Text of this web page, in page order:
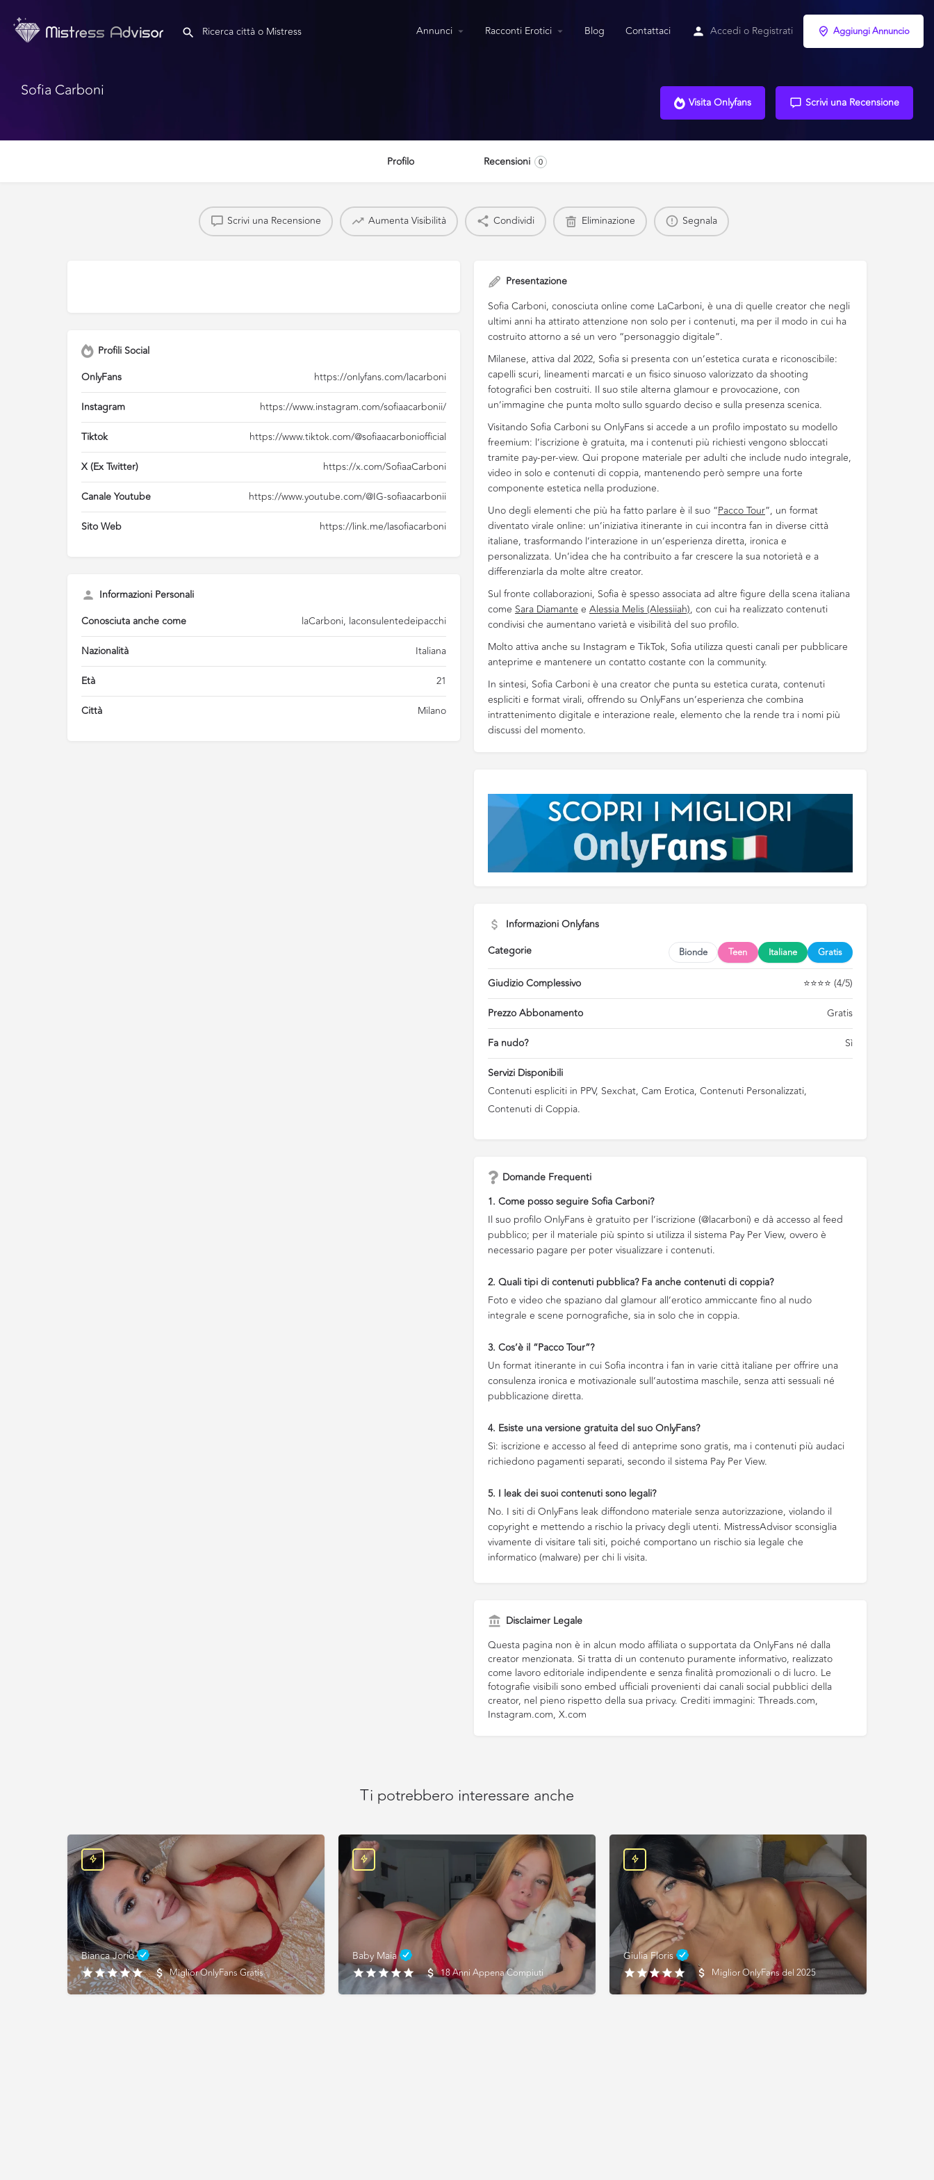
Annunci Racconti Erotici Blog Contattaci Accedio Registrati Aggiungi Annuncio
Sofia Carboni
Visita Onlyfans Scrivi una Recensione
Profilo Recensioni 0
Scrivi una Recensione Aumenta Visibilità Condividi Eliminazione Segnala
Profili Social
OnlyFans
https://onlyfans.com/lacarboni
Instagram https://www.instagram.com/sofiaacarbonii/
Tiktok https://www.tiktok.com/@sofiaacarboniofficial
X (Ex Twitter) https://x.com/SofiaaCarboni
Canale Youtube https://www.youtube.com/@IG-sofiaacarbonii
Sito Web https://link.me/lasofiacarboni
Informazioni Personali
Conosciuta anche come
laCarboni, laconsulentedeipacchi
Nazionalità Italiana
Età 21
Città Milano
Presentazione
Sofia Carboni, conosciuta online come LaCarboni, è una di quelle creator che negli
ultimi anni ha attirato attenzione non solo per i contenuti, ma per il modo in cui ha
costruito attorno a sé un vero “personaggio digitale”.
Milanese, attiva dal 2022, Sofia si presenta con un’estetica curata e riconoscibile:
capelli scuri, lineamenti marcati e un fisico sinuoso valorizzato da shooting
fotografici ben costruiti. Il suo stile alterna glamour e provocazione, con
un’immagine che punta molto sullo sguardo deciso e sulla presenza scenica.
Visitando Sofia Carboni su OnlyFans si accede a un profilo impostato su modello
freemium: l’iscrizione è gratuita, ma i contenuti più richiesti vengono sbloccati
tramite pay-per-view. Qui propone materiale per adulti che include nudo integrale,
video in solo e contenuti di coppia, mantenendo però sempre una forte
componente estetica nella produzione.
Uno degli elementi che più ha fatto parlare è il suo “Pacco Tour”, un format
diventato virale online: un’iniziativa itinerante in cui incontra fan in diverse città
italiane, trasformando l’interazione in un’esperienza diretta, ironica e
personalizzata. Un’idea che ha contribuito a far crescere la sua notorietà e a
differenziarla da molte altre creator.
Sul fronte collaborazioni, Sofia è spesso associata ad altre figure della scena italiana
come Sara Diamante e Alessia Melis (Alessiiah), con cui ha realizzato contenuti
condivisi che aumentano varietà e visibilità del suo profilo.
Molto attiva anche su Instagram e TikTok, Sofia utilizza questi canali per pubblicare
anteprime e mantenere un contatto costante con la community.
In sintesi, Sofia Carboni è una creator che punta su estetica curata, contenuti
espliciti e format virali, offrendo su OnlyFans un’esperienza che combina
intrattenimento digitale e interazione reale, elemento che la rende tra i nomi più
discussi del momento.
Informazioni Onlyfans
Categorie
Bionde Teen Italiane Gratis
Giudizio Complessivo ⭐⭐⭐⭐ (4/5)
Prezzo Abbonamento Gratis
Fa nudo? Sì
Servizi Disponibili
Contenuti espliciti in PPV, Sexchat, Cam Erotica, Contenuti Personalizzati,
Contenuti di Coppia.
Domande Frequenti
1. Come posso seguire Sofia Carboni?
Il suo profilo OnlyFans è gratuito per l’iscrizione (@lacarboni) e dà accesso al feed
pubblico; per il materiale più spinto si utilizza il sistema Pay Per View, ovvero è
necessario pagare per poter visualizzare i contenuti.
2. Quali tipi di contenuti pubblica? Fa anche contenuti di coppia?
Foto e video che spaziano dal glamour all’erotico ammiccante fino al nudo
integrale e scene pornografiche, sia in solo che in coppia.
3. Cos’è il “Pacco Tour”?
Un format itinerante in cui Sofia incontra i fan in varie città italiane per offrire una
consulenza ironica e motivazionale sull’autostima maschile, senza atti sessuali né
pubblicazione diretta.
4. Esiste una versione gratuita del suo OnlyFans?
Sì: iscrizione e accesso al feed di anteprime sono gratis, ma i contenuti più audaci
richiedono pagamenti separati, secondo il sistema Pay Per View.
5. I leak dei suoi contenuti sono legali?
No. I siti di OnlyFans leak diffondono materiale senza autorizzazione, violando il
copyright e mettendo a rischio la privacy degli utenti. MistressAdvisor sconsiglia
vivamente di visitare tali siti, poiché comportano un rischio sia legale che
informatico (malware) per chi li visita.
Disclaimer Legale
Questa pagina non è in alcun modo affiliata o supportata da OnlyFans né dalla
creator menzionata. Si tratta di un contenuto puramente informativo, realizzato
come lavoro editoriale indipendente e senza finalità promozionali o di lucro. Le
fotografie visibili sono embed ufficiali provenienti dai canali social pubblici della
creator, nel pieno rispetto della sua privacy. Crediti immagini: Threads.com,
Instagram.com, X.com
Ti potrebbero interessare anche
Bianca Jorio
Miglior OnlyFans Gratis
Baby Maia
18 Anni Appena Compiuti
Giulia Floris
Miglior OnlyFans del 2025